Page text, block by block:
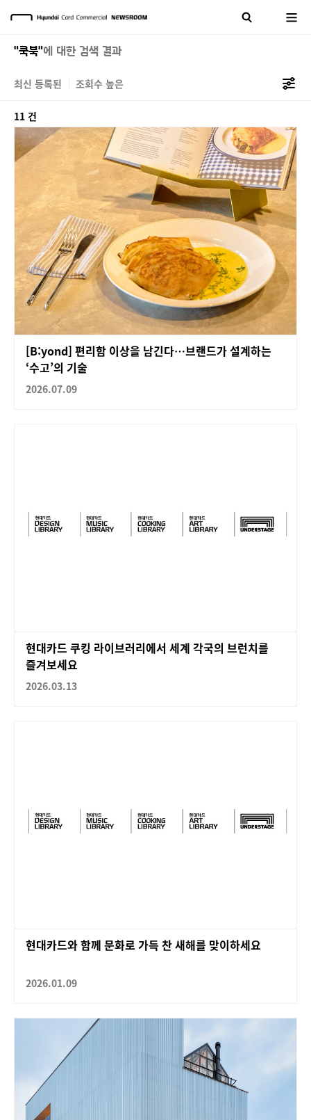
"쿡북"에 대한 검색 결과
최신 등록된 조회수 높은
11 건
[B:yond] 편리함 이상을 남긴다…브랜드가 설계하는
‘수고’의 기술
2026.07.09
현대카드 쿠킹 라이브러리에서 세계 각국의 브런치를
즐겨보세요
2026.03.13
현대카드와 함께 문화로 가득 찬 새해를 맞이하세요
2026.01.09